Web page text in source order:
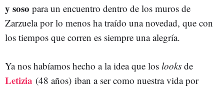
y soso para un encuentro dentro de los muros de
Zarzuela por lo menos ha traído una novedad, que con
los tiempos que corren es siempre una alegría.
Ya nos habíamos hecho a la idea que los looks de
Letizia (48 años) iban a ser como nuestra vida por